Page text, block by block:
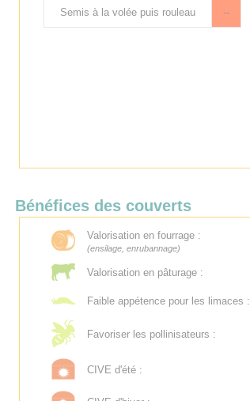
Semis à la volée puis rouleau --
Bénéfices des couverts
Valorisation en fourrage :
(ensilage, enrubannage)
Valorisation en pâturage :
Faible appétence pour les limaces :
Favoriser les pollinisateurs :
CIVE d'été :